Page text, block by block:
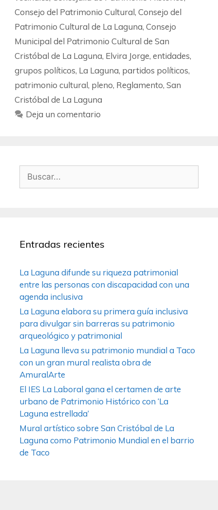
Consejo del Patrimonio Cultural, Consejo del
Patrimonio Cultural de La Laguna, Consejo
Municipal del Patrimonio Cultural de San
Cristóbal de La Laguna, Elvira Jorge, entidades,
grupos políticos, La Laguna, partidos políticos,
patrimonio cultural, pleno, Reglamento, San
Cristóbal de La Laguna
Deja un comentario
Entradas recientes
La Laguna difunde su riqueza patrimonial
entre las personas con discapacidad con una
agenda inclusiva
La Laguna elabora su primera guía inclusiva
para divulgar sin barreras su patrimonio
arqueológico y patrimonial
La Laguna lleva su patrimonio mundial a Taco
con un gran mural realista obra de
AmuralArte
El IES La Laboral gana el certamen de arte
urbano de Patrimonio Histórico con ‘La
Laguna estrellada’
Mural artístico sobre San Cristóbal de La
Laguna como Patrimonio Mundial en el barrio
de Taco